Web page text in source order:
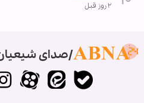
۲ روز قبل
صدای